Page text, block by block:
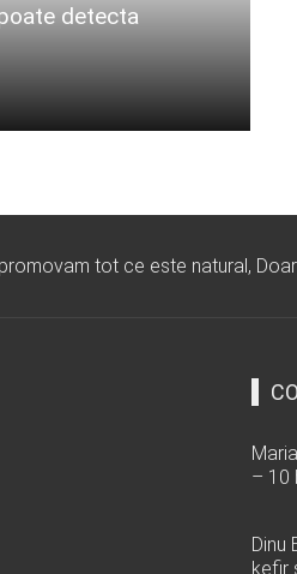
detecta
tot ce este natural,
Maria
– 10
Dinu
kefir